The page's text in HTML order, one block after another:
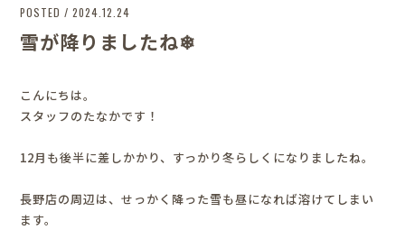
POSTED / 2024.12.24
雪が降りましたね❄︎
こんにちは。
スタッフのたなかです！
12月も後半に差しかかり、すっかり冬らしくになりましたね。
長野店の周辺は、せっかく降った雪も昼になれば溶けてしまい
ます。